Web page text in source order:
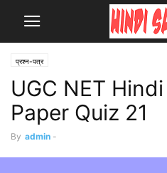
प्रश्न-पत्र
UGC NET
Paper Quiz 21
By admin -